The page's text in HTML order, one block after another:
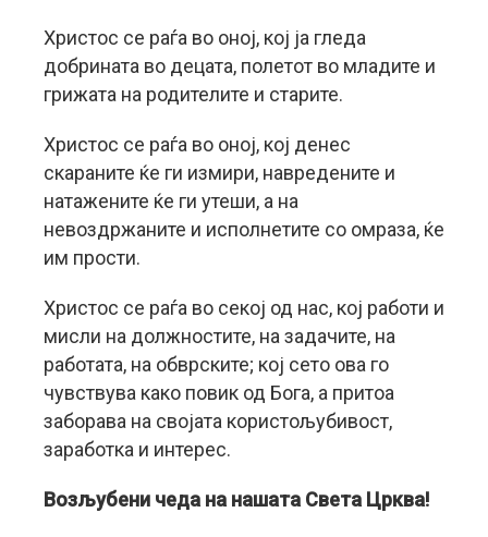
Христос се раѓа во оној, кој ја гледа
добрината во децата, полетот во младите и
грижата на родителите и старите.
Христос се раѓа во оној, кој денес
скараните ќе ги измири, навредените и
натажените ќе ги утеши, а на
невоздржаните и исполнетите со омраза, ќе
им прости.
Христос се раѓа во секој од нас, кој работи и
мисли на должностите, на задачите, на
работата, на обврските; кој сето ова го
чувствува како повик од Бога, а притоа
заборава на својата користољубивост,
заработка и интерес.
Возљубени чеда на нашата Света Црква!